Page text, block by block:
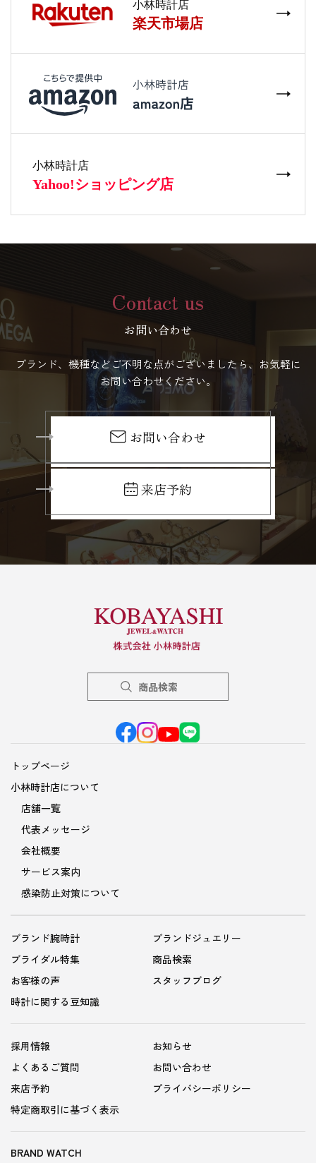
Contact us
お問い合わせ
ブランド、機種などご不明な点がございましたら、お気軽に
お問い合わせください。
お問い合わせ
来店予約
商品検索
トップページ
小林時計店について
店舗一覧
代表メッセージ
会社概要
サービス案内
感染防止対策について
ブランド腕時計
ブランドジュエリー
ブライダル特集
商品検索
お客様の声
スタッフブログ
時計に関する豆知識
採用情報
お知らせ
よくあるご質問
お問い合わせ
来店予約
プライバシーポリシー
特定商取引に基づく表示
BRAND WATCH